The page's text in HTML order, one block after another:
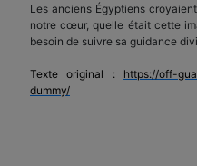
Les anciens Égyptiens
notre cœur, quelle était cette
besoin de suivre sa guidance
Texte original : https://off-
dummy/